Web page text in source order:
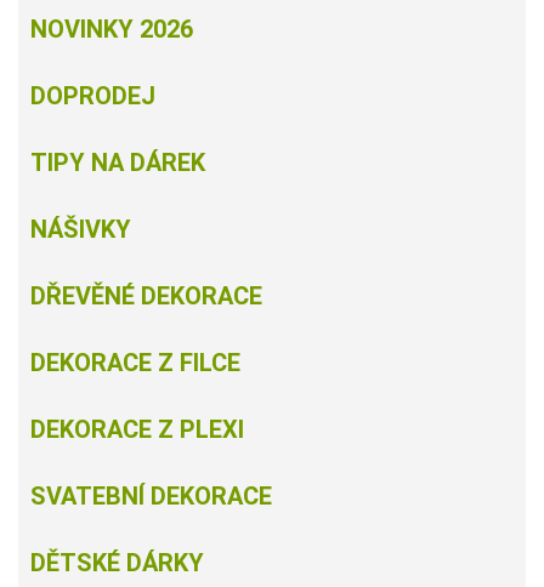
NOVINKY 2026
DOPRODEJ
TIPY NA DÁREK
NÁŠIVKY
DŘEVĚNÉ DEKORACE
DEKORACE Z FILCE
DEKORACE Z PLEXI
SVATEBNÍ DEKORACE
DĚTSKÉ DÁRKY